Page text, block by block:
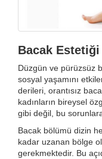
Bacak Estetiği
Düzgün ve pürüzsüz
sosyal yaşamını
derileri, orantısız
kadınların bireysel
gibi değil, bu
Bacak bölümü dizin
kadar uzanan bölge
gerekmektedir. Bu